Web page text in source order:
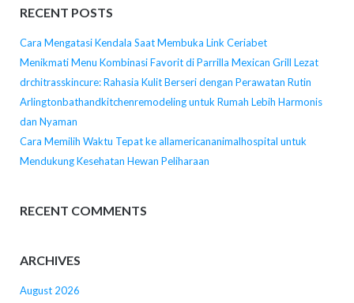
RECENT POSTS
Cara Mengatasi Kendala Saat Membuka Link Ceriabet
Menikmati Menu Kombinasi Favorit di Parrilla Mexican Grill Lezat
drchitrasskincure: Rahasia Kulit Berseri dengan Perawatan Rutin
Arlingtonbathandkitchenremodeling untuk Rumah Lebih Harmonis
dan Nyaman
Cara Memilih Waktu Tepat ke allamericananimalhospital untuk
Mendukung Kesehatan Hewan Peliharaan
RECENT COMMENTS
ARCHIVES
August 2026